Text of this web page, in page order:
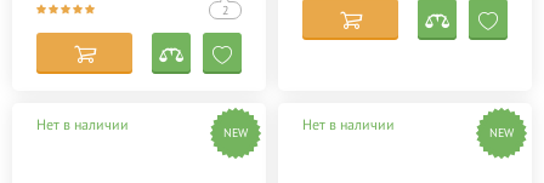
2
Нет в наличии NEW Нет в наличии NEW